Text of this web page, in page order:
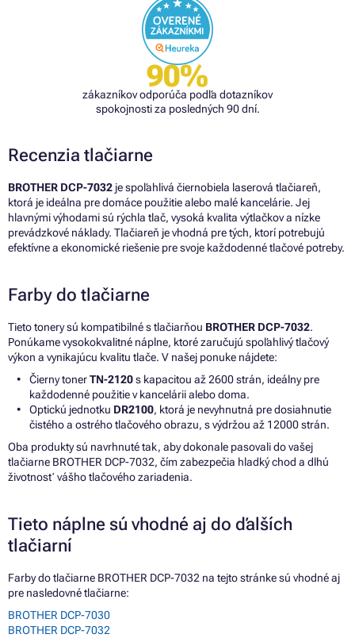
90%
zákazníkov odporúča podľa dotazníkov
spokojnosti za posledných 90 dní.
Recenzia tlačiarne
BROTHER DCP-7032 je spoľahlivá čiernobiela laserová tlačiareň,
ktorá je ideálna pre domáce použitie alebo malé kancelárie. Jej
hlavnými výhodami sú rýchla tlač, vysoká kvalita výtlačkov a nízke
prevádzkové náklady. Tlačiareň je vhodná pre tých, ktorí potrebujú
efektívne a ekonomické riešenie pre svoje každodenné tlačové potreby.
Farby do tlačiarne
Tieto tonery sú kompatibilné s tlačiarňou BROTHER DCP-7032.
Ponúkame vysokokvalitné náplne, ktoré zaručujú spoľahlivý tlačový
výkon a vynikajúcu kvalitu tlače. V našej ponuke nájdete:
Čierny tonerTN-2120s kapacitou až 2600 strán, ideálny pre
každodenné použitie v kancelárii alebo doma.
Optickú jednotku DR2100, ktorá je nevyhnutná pre dosiahnutie
čistého a ostrého tlačového obrazu, s výdržou až 12000 strán.
Oba produkty sú navrhnuté tak, aby dokonale pasovali do vašej
tlačiarne BROTHER DCP-7032, čím zabezpečia hladký chod a dlhú
životnosť vášho tlačového zariadenia.
Tieto náplne sú vhodné aj do ďalších
tlačiarní
Farby do tlačiarne BROTHER DCP-7032 na tejto stránke sú vhodné aj
pre nasledovné tlačiarne:
BROTHER DCP-7030
BROTHER DCP-7032